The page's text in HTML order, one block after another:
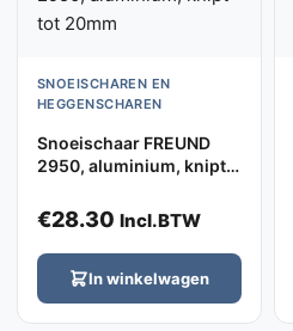
SNOEISCHAREN EN
HEGGENSCHAREN
Snoeischaar FREUND
2950, aluminium, knipt
€28.30 Incl.BTW
In winkelwagen